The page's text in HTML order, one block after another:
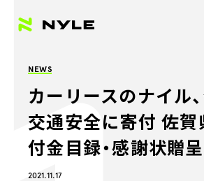
NEWS
カーリースのナイル
交通安全に寄付 佐賀
付金目録・感謝状贈
2021.11.17